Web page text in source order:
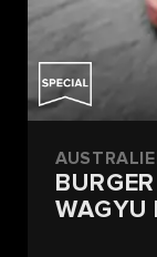
WAGYU